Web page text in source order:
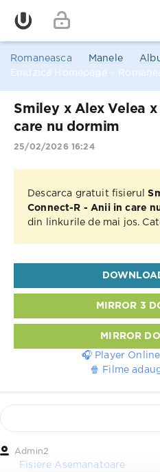
Romaneasca Manele
Emuzica Homepage
Smiley x Alex Velea
care nu dormim
25/02/2026 16:24
Descarca gratuit fisierul
Connect-R - Anii in care
din linkurile de mai jos.
MIRROR 3
MIRROR
🎧 Player
🍿 Filme
Admin2
Fisiere Asemanatoare